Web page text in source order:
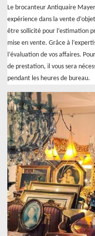
Le brocanteur Antiquaire
expérience dans la vente
être sollicité pour l’estimation
mise en vente. Grâce à
l’évaluation de vos affaires.
de prestation, il vous sera
pendant les heures de bureau.